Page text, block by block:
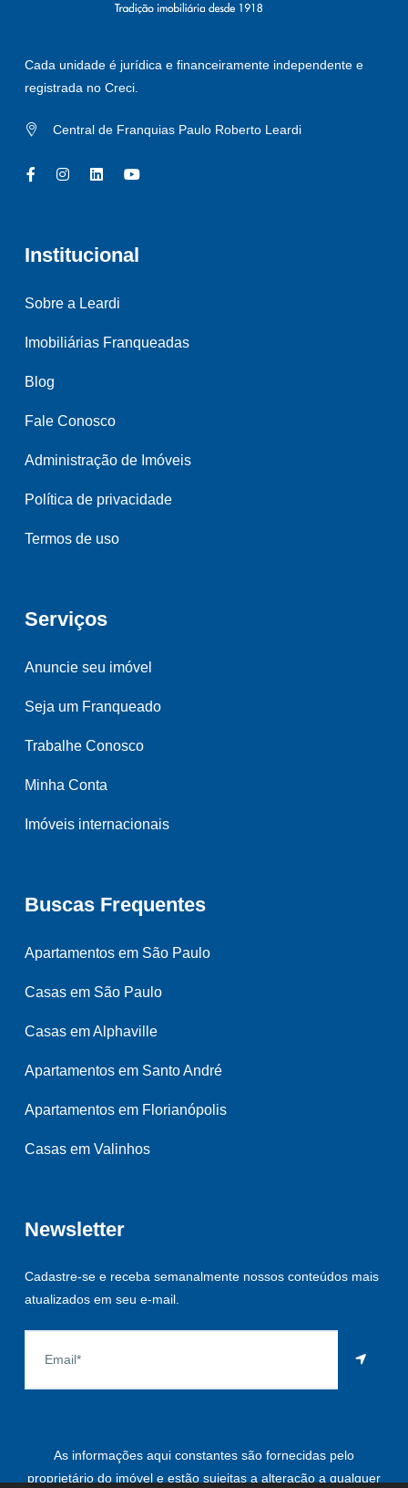
Cada unidade é jurídica e financeiramente independente e
registrada no Creci.
Central de Franquias Paulo Roberto Leardi
Institucional
Sobre a Leardi
Imobiliárias Franqueadas
Blog
Fale Conosco
Administração de Imóveis
Política de privacidade
Termos de uso
Serviços
Anuncie seu imóvel
Seja um Franqueado
Trabalhe Conosco
Minha Conta
Imóveis internacionais
Buscas Frequentes
Apartamentos em São Paulo
Casas em São Paulo
Casas em Alphaville
Apartamentos em Santo André
Apartamentos em Florianópolis
Casas em Valinhos
Newsletter
Cadastre-se e receba semanalmente nossos conteúdos mais
atualizados em seu e-mail.
As informações aqui constantes são fornecidas pelo
proprietário do imóvel e estão sujeitas a alteração a qualquer